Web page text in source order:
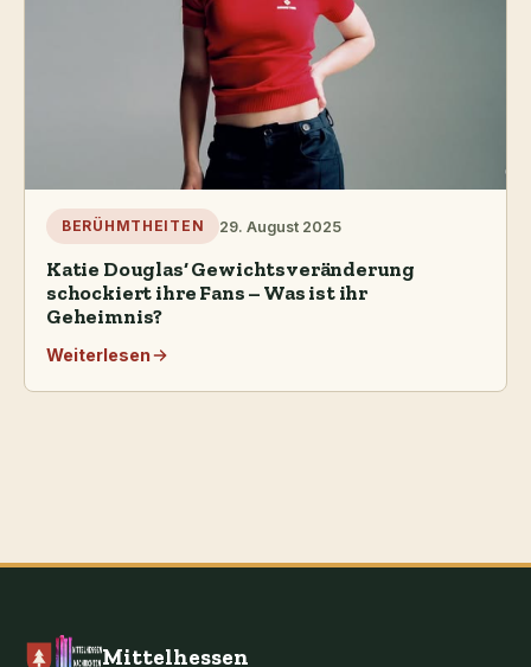
BERÜHMTHEITEN 29. August 2025
Katie Douglas‘ Gewichtsveränderung
schockiert ihre Fans – Was ist ihr
Geheimnis?
Weiterlesen
Mittelhessen